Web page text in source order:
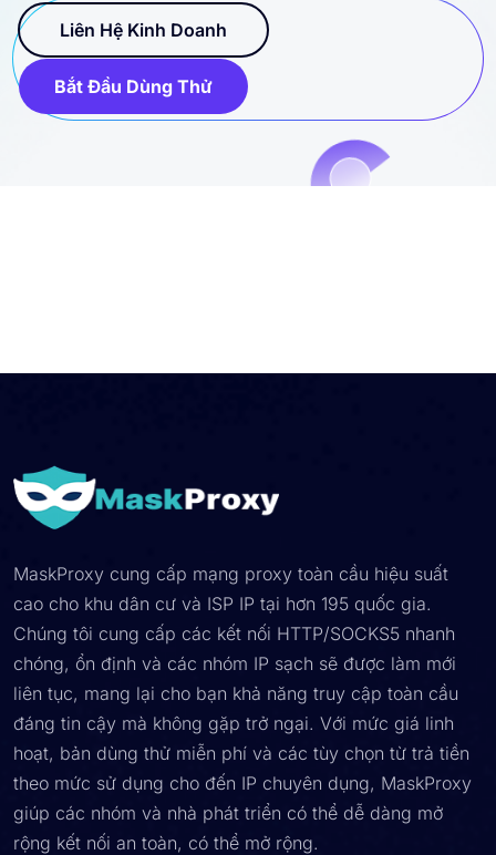
Liên Hệ Kinh Doanh
Bắt Đầu Dùng Thử
MaskProxy cung cấp mạng proxy toàn cầu hiệu suất
cao cho khu dân cư và ISP IP tại hơn 195 quốc gia.
Chúng tôi cung cấp các kết nối HTTP/SOCKS5 nhanh
chóng, ổn định và các nhóm IP sạch sẽ được làm mới
liên tục, mang lại cho bạn khả năng truy cập toàn cầu
đáng tin cậy mà không gặp trở ngại. Với mức giá linh
hoạt, bản dùng thử miễn phí và các tùy chọn từ trả tiền
theo mức sử dụng cho đến IP chuyên dụng, MaskProxy
giúp các nhóm và nhà phát triển có thể dễ dàng mở
rộng kết nối an toàn, có thể mở rộng.